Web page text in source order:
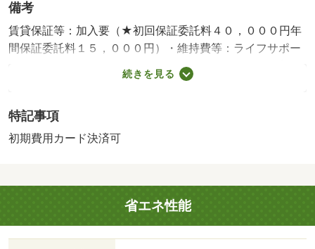
備考
賃貸保証等：加入要（★初回保証委託料４０，０００円年
間保証委託料１５，０００円）・維持費等：ライフサポー
ト（Ｊ）２，２００円／月・福島駅まで好アクセス、美術
館図書館駅３分・バイク置場：なし・駐輪場：なし・仲介
続きを見る
特記事項
初期費用カード決済可
省エネ性能